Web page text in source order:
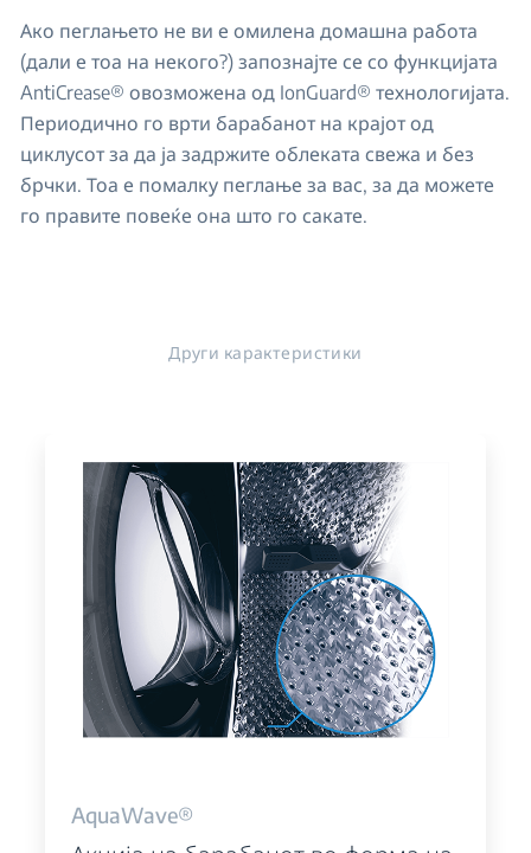
Ако пеглањето не ви е омилена домашна работа
(дали е тоа на некого?) запознајте се со функцијата
AntiCrease® овозможена од IonGuard® технологијата.
Периодично го врти барабанот на крајот од
циклусот за да ја задржите облеката свежа и без
брчки. Тоа е помалку пеглање за вас, за да можете
го правите повеќе она што го сакате.
Други карактеристики
AquaWave®